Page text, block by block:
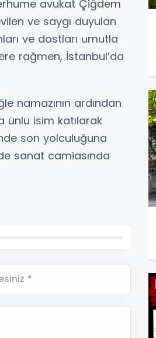
avukat Çiğdem
ve saygı duyulan
ve dostları umutla
rağmen, İstanbul’da
namazının ardından
ünlü isim katılarak
son yolculuğuna
sanat camiasında
*